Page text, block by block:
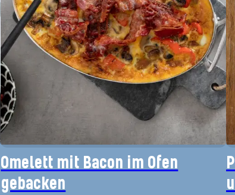
Omelett mit Bacon im Ofen
gebacken